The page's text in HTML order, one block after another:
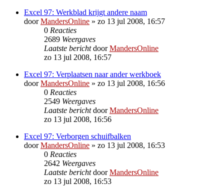
Excel 97: Werkblad krijgt andere naam
doorMandersOnline » zo 13 jul 2008, 16:57
0 Reacties
2689 Weergaves
Laatste berichtdoorMandersOnline
zo 13 jul 2008, 16:57
Excel 97: Verplaatsen naar ander werkboek
doorMandersOnline » zo 13 jul 2008, 16:56
0 Reacties
2549 Weergaves
Laatste berichtdoorMandersOnline
zo 13 jul 2008, 16:56
Excel 97: Verborgen schuifbalken
doorMandersOnline » zo 13 jul 2008, 16:53
0 Reacties
2642 Weergaves
Laatste berichtdoorMandersOnline
zo 13 jul 2008, 16:53